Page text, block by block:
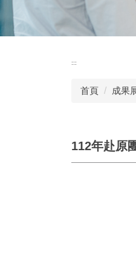
:::
首頁 成果
112年赴原